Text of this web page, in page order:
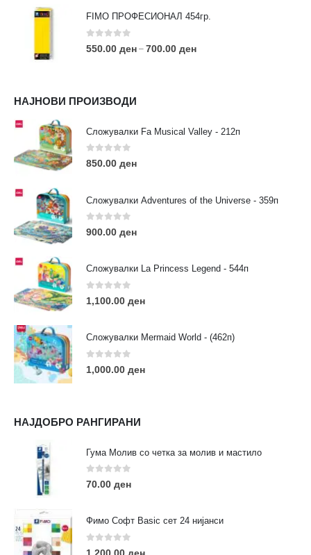
FIMO ПРОФЕСИОНАЛ 454гр.
0out of 5
550.00 ден – 700.00 ден
НАЈНОВИ ПРОИЗВОДИ
Сложувалки Fa Musical Valley - 212п
0out of 5
850.00 ден
Сложувалки Adventures of the Universe - 359п
0out of 5
900.00 ден
Сложувалки La Princess Legend - 544п
0 out of 5
1,100.00 ден
Сложувалки Mermaid World - (462п)
0 out of 5
1,000.00 ден
НАЈДОБРО РАНГИРАНИ
Гума Молив со четка за молив и мастило
0out of 5
70.00 ден
Фимо Софт Basic сет 24 нијанси
0 out of 5
АДРЕСА:
ул. 3та Македонска Бригада бр.46
ТЕЛЕФОН:
0038977640534
contact@moehobi.mk
РАБОТНО ВРЕМЕ:
Пон - Саб / 09:00 - 21:00
ЛИНКОВИ
Услови за користење
Големопродажба
Кариера
За нас
Нашите локации
ПОПУЛАРНИ ТАГОВИ
eurodanvest FIMO Креативни Сетови
markers
rapitografi sketch staedtler